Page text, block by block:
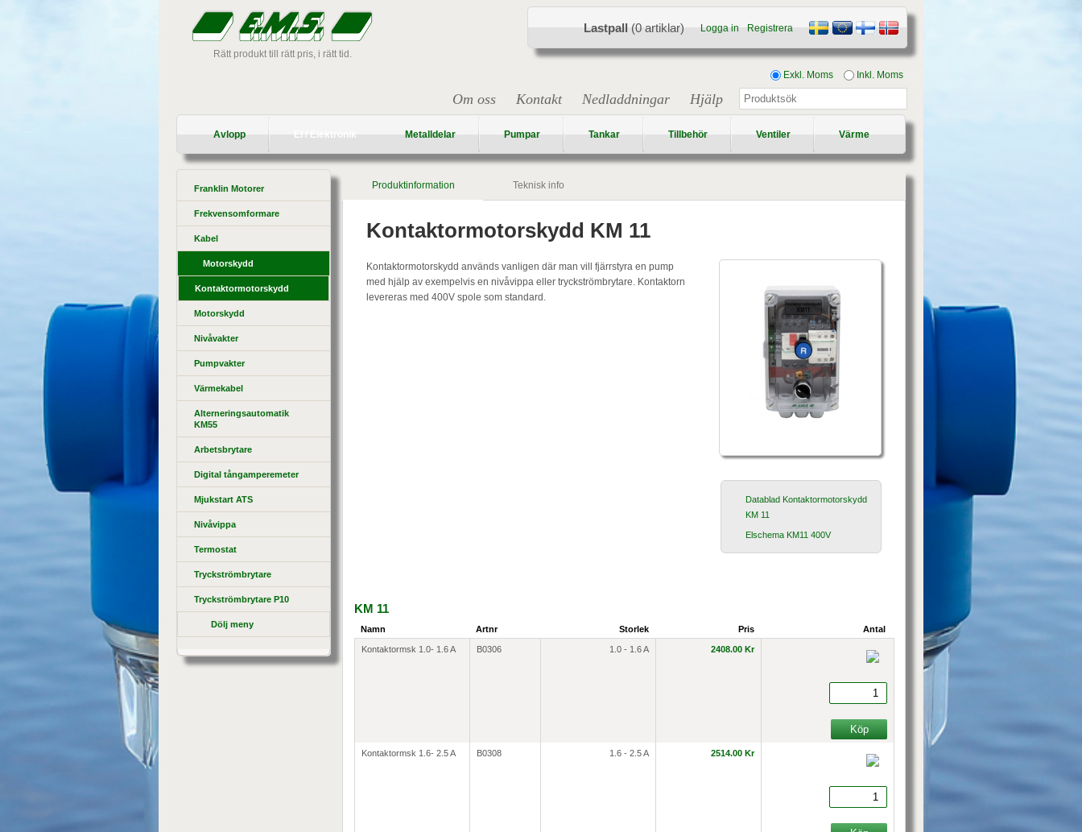
Rätt produkt till rätt pris, i rätt tid.
Lastpall (0 artiklar) Logga in Registrera
Exkl. Moms Inkl. Moms
Om oss Kontakt Nedladdningar Hjälp
Avlopp El / Elektronik Metalldelar Pumpar Tankar Tillbehör Ventiler Värme
Franklin Motorer
Frekvensomformare
Kabel
Motorskydd
Kontaktormotorskydd
Motorskydd
Nivåvakter
Pumpvakter
Värmekabel
Alterneringsautomatik
KM55
Arbetsbrytare
Digital tångamperemeter
Mjukstart ATS
Nivåvippa
Termostat
Tryckströmbrytare
Tryckströmbrytare P10
Dölj meny
Produktinformation Teknisk info
Kontaktormotorskydd KM 11
Kontaktormotorskydd används vanligen där man vill fjärrstyra en pump
med hjälp av exempelvis en nivåvippa eller tryckströmbrytare. Kontaktorn
levereras med 400V spole som standard.
Datablad Kontaktormotorskydd
KM 11
Elschema KM11 400V
KM 11
Namn Artnr Storlek Pris Antal
Kontaktormsk 1.0- 1.6 A B0306 1.0 - 1.6 A 2408.00 Kr
Kontaktormsk 1.6- 2.5 A B0308 1.6 - 2.5 A 2514.00 Kr